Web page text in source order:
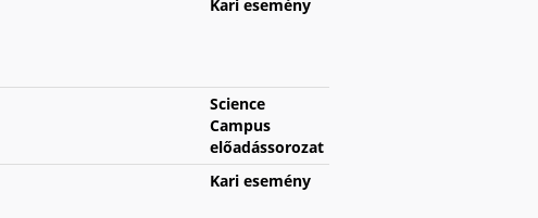
Kari esemény
Science
Campus
előadássorozat
Kari esemény